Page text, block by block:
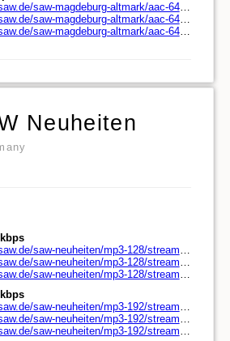
https://stream.radiosaw.de/saw-magdeburg-altmark/aac-64/stream.radiosaw.de/
https://stream.radiosaw.de/saw-magdeburg-altmark/aac-64/stream.radiosaw.de/play.pls
https://stream.radiosaw.de/saw-magdeburg-altmark/aac-64/stream.radiosaw.de/play.m3u
Neuheiten
https://stream.radiosaw.de/saw-neuheiten/mp3-128/stream.radiosaw.de/
https://stream.radiosaw.de/saw-neuheiten/mp3-128/stream.radiosaw.de/play.pls
https://stream.radiosaw.de/saw-neuheiten/mp3-128/stream.radiosaw.de/play.m3u
https://stream.radiosaw.de/saw-neuheiten/mp3-192/stream.radiosaw.de/
https://stream.radiosaw.de/saw-neuheiten/mp3-192/stream.radiosaw.de/play.pls
https://stream.radiosaw.de/saw-neuheiten/mp3-192/stream.radiosaw.de/play.m3u